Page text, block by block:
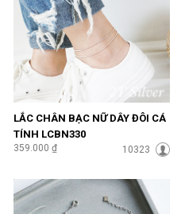
LẮC CHÂN BẠC NỮ DÂY ĐÔI CÁ
TÍNH LCBN330
359.000 ₫ 10323